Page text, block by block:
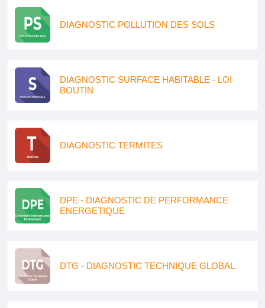
DIAGNOSTIC POLLUTION DES SOLS
DIAGNOSTIC SURFACE HABITABLE - LOI
BOUTIN
DIAGNOSTIC TERMITES
DPE - DIAGNOSTIC DE PERFORMANCE
ENERGETIQUE
DTG - DIAGNOSTIC TECHNIQUE GLOBAL